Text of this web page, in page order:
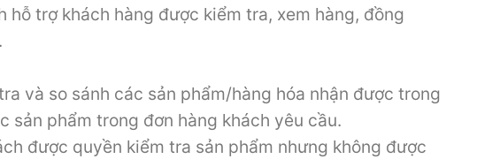
hỗ trợ khách hàng được kiểm tra, xem hàng, đồng
và so sánh các sản phẩm/hàng hóa nhận được trong
sản phẩm trong đơn hàng khách yêu cầu.
được quyền kiểm tra sản phẩm nhưng không được